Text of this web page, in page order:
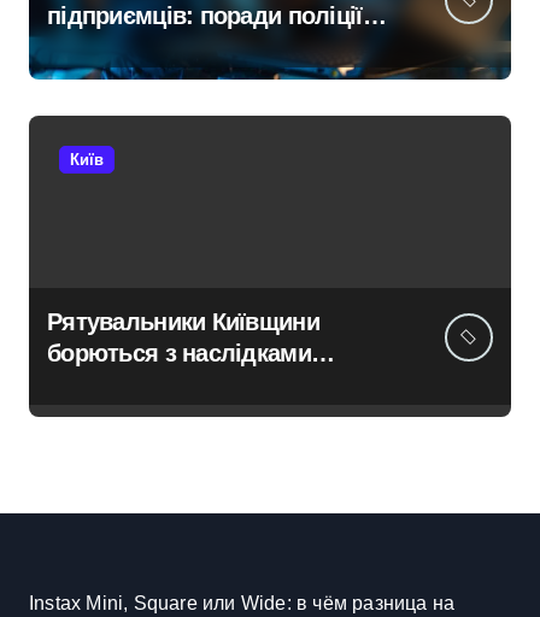
підприємців: поради поліції
та фінансів
Київ
Рятувальники Київщини
борються з наслідками
районі в екстремальних
Instax Mini, Square или Wide: в чём разница на